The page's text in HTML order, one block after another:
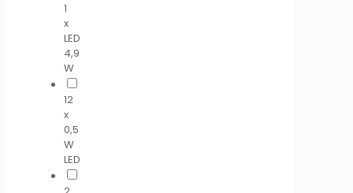
1
x
LED
4,9
W
12
x
0,5
W
LED